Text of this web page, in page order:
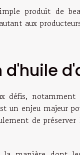
produit de
aux
d'huile
défis,
un enjeu majeur
de